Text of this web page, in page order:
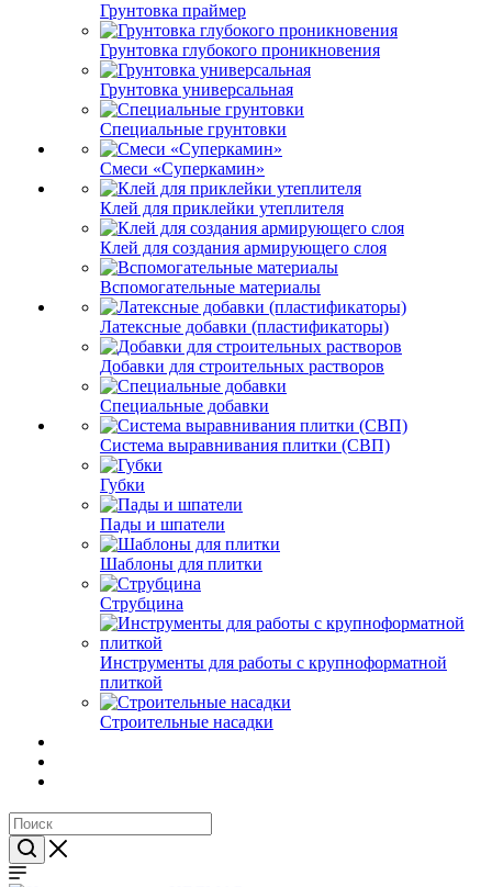
Грунтовка праймер
Грунтовка глубокого проникновения
Грунтовка универсальная
Специальные грунтовки
Смеси «Суперкамин»
Клей для приклейки утеплителя
Клей для создания армирующего слоя
Вспомогательные материалы
Латексные добавки (пластификаторы)
Добавки для строительных растворов
Специальные добавки
Система выравнивания плитки (СВП)
Губки
Пады и шпатели
Шаблоны для плитки
Струбцина
Инструменты для работы с крупноформатной
плиткой
Строительные насадки